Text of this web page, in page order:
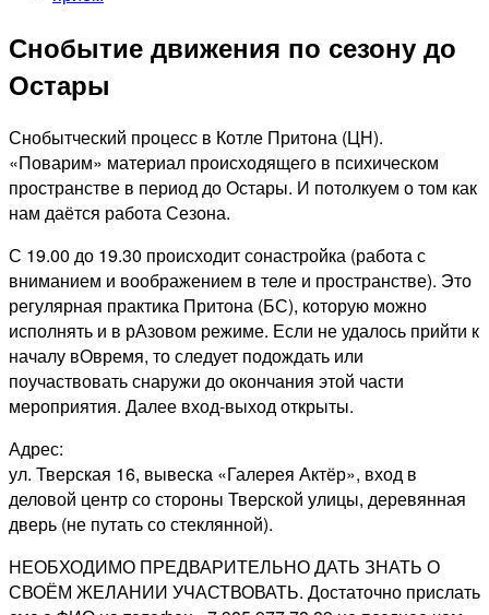
Снобытие движения по сезону до
Остары
Снобытческий процесс в Котле Притона (ЦН).
«Поварим» материал происходящего в психическом
пространстве в период до Остары. И потолкуем о том как
нам даётся работа Сезона.
С 19.00 до 19.30 происходит сонастройка (работа с
вниманием и воображением в теле и пространстве). Это
регулярная практика Притона (БС), которую можно
исполнять и в рАзовом режиме. Если не удалось прийти к
началу вОвремя, то следует подождать или
поучаствовать снаружи до окончания этой части
мероприятия. Далее вход-выход открыты.
Адрес:
ул. Тверская 16, вывеска «Галерея Актёр», вход в
деловой центр со стороны Тверской улицы, деревянная
дверь (не путать со стеклянной).
НЕОБХОДИМО ПРЕДВАРИТЕЛЬНО ДАТЬ ЗНАТЬ О
СВОЁМ ЖЕЛАНИИ УЧАСТВОВАТЬ. Достаточно прислать